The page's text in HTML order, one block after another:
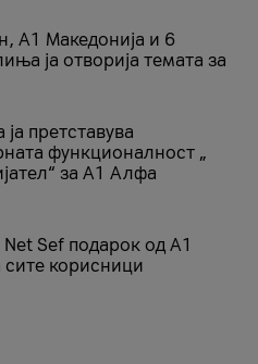
A1 Македонија и 6
ја отворија темата за
претставува
функционалност „
за А1 Алфа
Sеf подарок од А1
сите корисници